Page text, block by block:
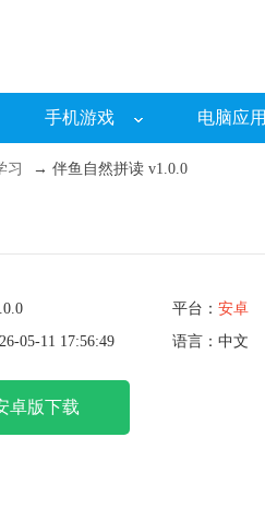
手机游戏 电脑应用
习 → 伴鱼自然拼读 v1.0.0
平台： 安卓
05-11 17:56:49
语言：中文
卓版下载